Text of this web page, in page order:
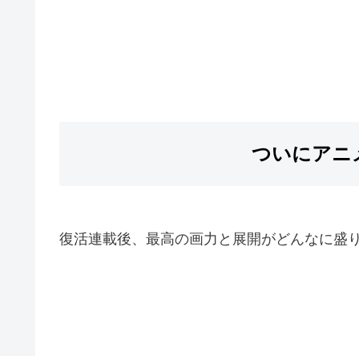
ついにアニ
復活連載後、最高の画力と展開がどんなに盛